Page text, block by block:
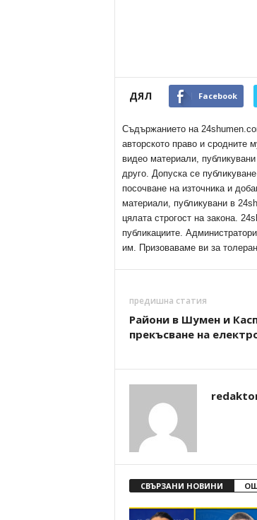
ДЯЛ Facebook
Съдържанието на
авторското право и сродните
видео материали,
друго. Допуска се
посочване на източника и
материали, публикувани в
цялата строгост на закона.
публикациите.
им. Призоваваме ви за
предишна статия
Райони в Шумен и
прекъсване на
СВЪРЗАНИ НОВИНИ